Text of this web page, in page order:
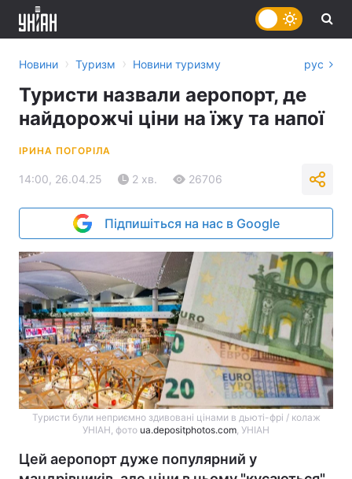
Новини › Туризм › Новини туризму рус
Туристи назвали аеропорт, де
найдорожчі ціни на їжу та напої
ІРИНА ПОГОРІЛА
14:00, 26.04.25 2 хв. 26706
Підпишіться на нас в Google
Туристи були неприємно здивовані цінами в дьюті-фрі / колаж
УНІАН, фото ua.depositphotos.com, УНІАН
Цей аеропорт дуже популярний у